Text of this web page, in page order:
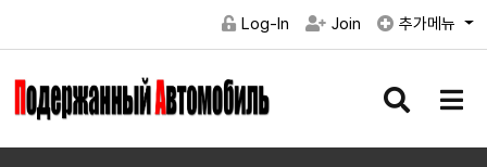
Log-In Join 추가메뉴
검
버
메
버